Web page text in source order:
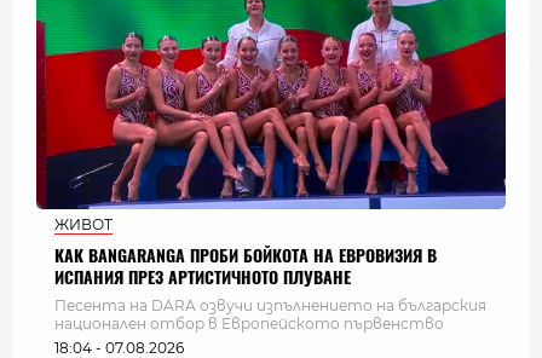
ЖИВОТ
КАК BANGARANGA ПРОБИ БОЙКОТА НА ЕВРОВИЗИЯ В
ИСПАНИЯ ПРЕЗ АРТИСТИЧНОТО ПЛУВАНЕ
Песента на DARA озвучи изпълнението на българския
национален отбор в Европейското първенство
18:04 - 07.08.2026